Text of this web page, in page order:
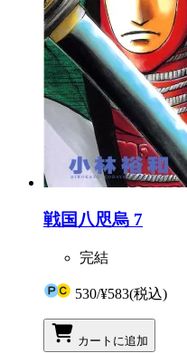
戦国八咫烏 7
完結
530/¥583(税込)
カートに追加